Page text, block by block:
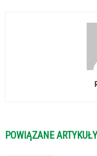
POWIĄZANE ARTYKUŁY